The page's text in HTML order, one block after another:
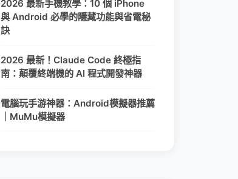
2026 最新手機教學：10 個 iPhone
與 Android 必學的隱藏功能與省電秘
訣
2026 最新！Claude Code 終極指
南：顛覆終端機的 AI 程式開發神器
電腦玩手游神器：Android模擬器推薦
｜MuMu模擬器